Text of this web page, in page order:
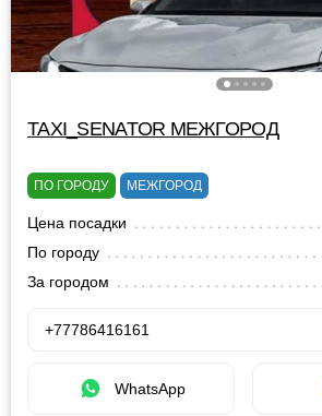
TAXI_SENATOR МЕЖГОРОД
ПО ГОРОДУ МЕЖГОРОД
Цена посадки
По городу
За городом
+77786416161
WhatsApp